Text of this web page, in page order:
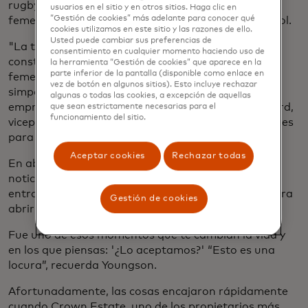
rugby Ilona Maher hasta la expansión de las ligas
femeninas a nivel mundial en cricket, rugby y voleibol.
"La tienda es más que vender equipos: se trata de
construir una comunidad en torno al deporte
femenino, defender el entusiasmo de los atletas y
simpatizantes y crear oportunidades para los
empresarios", dice Charlie Carrington de Mastercard,
vicepresidente senior de Marketing y Comunicaciones
para el Reino Unido e Irlanda.
En abril, el equipo de Youngson recibió la buena
noticia de que ganaron, superando a más de 1,000
entradas. La mala noticia: tenían ocho semanas para
abrir una tienda y ni siquiera tenían un espacio.
Fue uno de esos momentos que te cambian la vida y
en los que piensas: '¿Lo aceptamos?' “Esto es una
locura”, recuerda Youngson.
Afortunadamente, las cosas encajaron rápidamente
usuarios en el sitio y en otros sitios. Haga clic en
“Gestión de cookies” más adelante para conocer qué
cookies utilizamos en este sitio y las razones de ello.
Usted puede cambiar sus preferencias de
consentimiento en cualquier momento haciendo uso de
la herramienta “Gestión de cookies” que aparece en la
parte inferior de la pantalla (disponible como enlace en
vez de botón en algunos sitios). Esto incluye rechazar
algunas o todas las cookies, a excepción de aquellas
que sean estrictamente necesarias para el
funcionamiento del sitio.
Aceptar cookies Rechazar todas
Gestión de cookies